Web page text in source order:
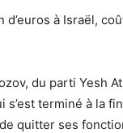
d’euros à Israël,
du parti Yesh
terminé à la
quitter ses